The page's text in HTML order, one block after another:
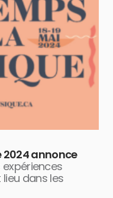
2024 annonce
expériences
dans les